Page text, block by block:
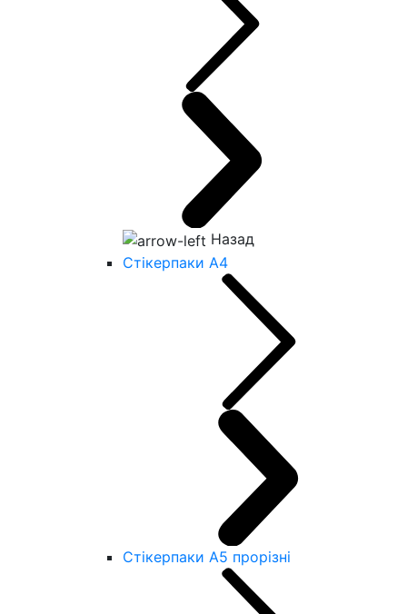
Назад
Стікерпаки А4
Стікерпаки А5 прорізні